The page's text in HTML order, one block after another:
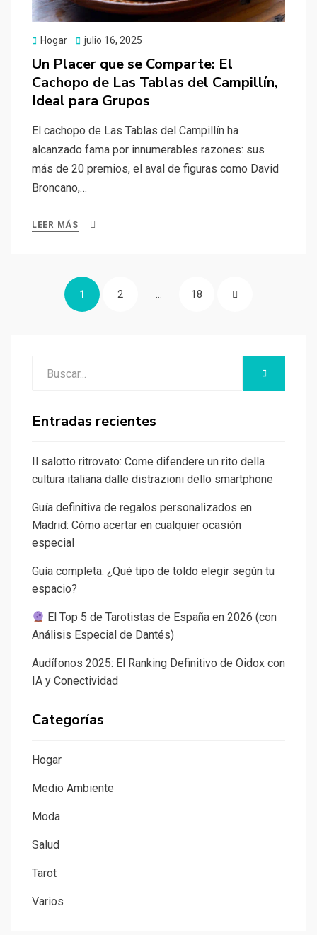
Hogar
Publicado
julio 16, 2025
Un Placer que se Comparte: El
Cachopo de Las Tablas del Campillín,
Ideal para Grupos
El cachopo de Las Tablas del Campillín ha
alcanzado fama por innumerables razones: sus
más de 20 premios, el aval de figuras como David
Broncano,…
LEER MÁS
Paginación
PÁGINA
1 PÁGINA
2 PÁGINA
18 PÁGINA
BUSCAR
Entradas recientes
Il salotto ritrovato: Come difendere un rito della
cultura italiana dalle distrazioni dello smartphone
Guía definitiva de regalos personalizados en
Madrid: Cómo acertar en cualquier ocasión
especial
Guía completa: ¿Qué tipo de toldo elegir según tu
espacio?
El Top 5 de Tarotistas de España en 2026 (con
Análisis Especial de Dantés)
Audífonos 2025: El Ranking Definitivo de Oidox con
IA y Conectividad
Categorías
Hogar
Medio Ambiente
Moda
Salud
Tarot
Varios